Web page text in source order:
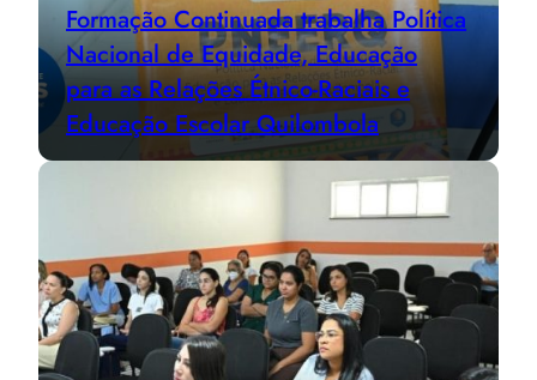
Formação Continuada trabalha Política
Nacional de Equidade, Educação
para as Relações Étnico-Raciais e
Educação Escolar Quilombola